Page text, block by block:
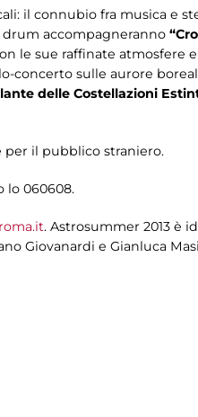
il connubio fra musica e
accompagneranno
le sue raffinate atmosfere
concerto sulle aurore
delle Costellazioni
per il pubblico straniero.
lo 060608.
. Astrosummer 2013 è
Giovanardi e Gianluca